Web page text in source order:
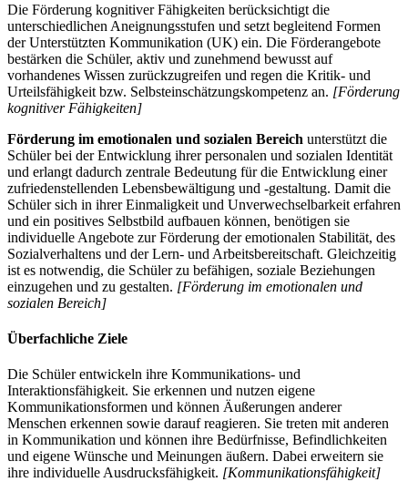
Die Förderung kognitiver Fähigkeiten berücksichtigt die
unterschiedlichen Aneignungsstufen und setzt begleitend Formen
der Unterstützten Kommunikation (UK) ein. Die Förderangebote
bestärken die Schüler, aktiv und zunehmend bewusst auf
vorhandenes Wissen zurückzugreifen und regen die Kritik- und
Urteilsfähigkeit bzw. Selbsteinschätzungskompetenz an. [Förderung
kognitiver Fähigkeiten]
Förderung im emotionalen und sozialen Bereich unterstützt die
Schüler bei der Entwicklung ihrer personalen und sozialen Identität
und erlangt dadurch zentrale Bedeutung für die Entwicklung einer
zufriedenstellenden Lebensbewältigung und -gestaltung. Damit die
Schüler sich in ihrer Einmaligkeit und Unverwechselbarkeit erfahren
und ein positives Selbstbild aufbauen können, benötigen sie
individuelle Angebote zur Förderung der emotionalen Stabilität, des
Sozialverhaltens und der Lern- und Arbeitsbereitschaft. Gleichzeitig
ist es notwendig, die Schüler zu befähigen, soziale Beziehungen
einzugehen und zu gestalten. [Förderung im emotionalen und
sozialen Bereich]
Überfachliche Ziele
Die Schüler entwickeln ihre Kommunikations- und
Interaktionsfähigkeit. Sie erkennen und nutzen eigene
Kommunikationsformen und können Äußerungen anderer
Menschen erkennen sowie darauf reagieren. Sie treten mit anderen
in Kommunikation und können ihre Bedürfnisse, Befindlichkeiten
und eigene Wünsche und Meinungen äußern. Dabei erweitern sie
ihre individuelle Ausdrucksfähigkeit. [Kommunikationsfähigkeit]